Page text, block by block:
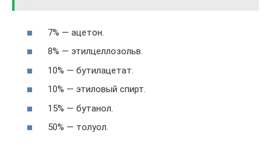
7% — ацетон.
8% — этилцеллозольв.
10% — бутилацетат.
10% — этиловый спирт.
15% — бутанол.
50% — толуол.